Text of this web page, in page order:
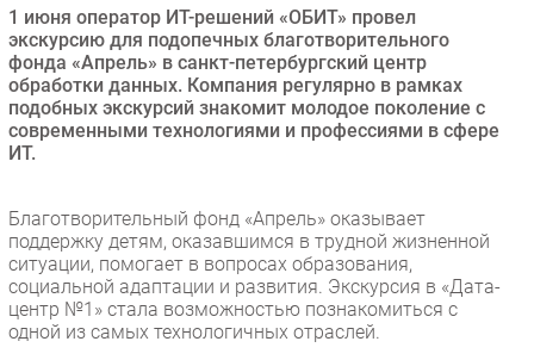
CIO/Управление ИТ
Гаджеты
Здоровье
Новости
Аналитика
Интервью
Мероприятия
1 июня оператор ИТ-решений «ОБИТ» провел
экскурсию для подопечных благотворительного
фонда «Апрель» в санкт-петербургский центр
обработки данных. Компания регулярно в рамках
подобных экскурсий знакомит молодое поколение с
современными технологиями и профессиями в сфере
ИТ.
Благотворительный фонд «Апрель» оказывает
поддержку детям, оказавшимся в трудной жизненной
ситуации, помогает в вопросах образования,
социальной адаптации и развития. Экскурсия в «Дата-
центр №1» стала возможностью познакомиться с
одной из самых технологичных отраслей.